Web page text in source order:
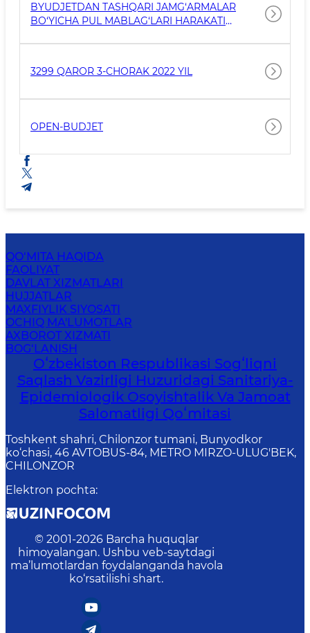
BYUDJETDAN TASHQARI JAMG‘ARMALAR
BO‘YICHA PUL MABLAG‘LARI HARAKATI
3299 QAROR 3-CHORAK 2022 YIL
OPEN-BUDJET
QO‘MITA HAQIDA
FAOLIYAT
DAVLAT XIZMATLARI
HUJJATLAR
MAXFIYLIK SIYOSATI
OCHIQ MA'LUMOTLAR
AXBOROT XIZMATI
BOG‘LANISH
Oʻzbekiston Respublikasi Sogʻliqni
Saqlash Vazirligi Huzuridagi Sanitariya-
Epidemiologik Osoyishtalik Va Jamoat
Salomatligi Qoʻmitasi
Toshkent shahri, Chilonzor tumani, Bunyodkor
ko‘chasi, 46 AVTOBUS-84, METRO MIRZO-ULUG'BEK,
CHILONZOR
Elektron pochta:
© 2001-2026 Barcha huquqlar
himoyalangan. Ushbu veb-saytdagi
ma’lumotlardan foydalanganda havola
ko‘rsatilishi shart.